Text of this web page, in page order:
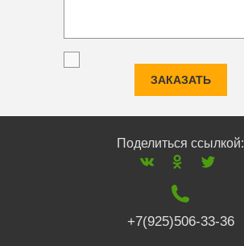
ЗАКАЗАТЬ
Поделиться ссылкой:
+7(925)506-33-36